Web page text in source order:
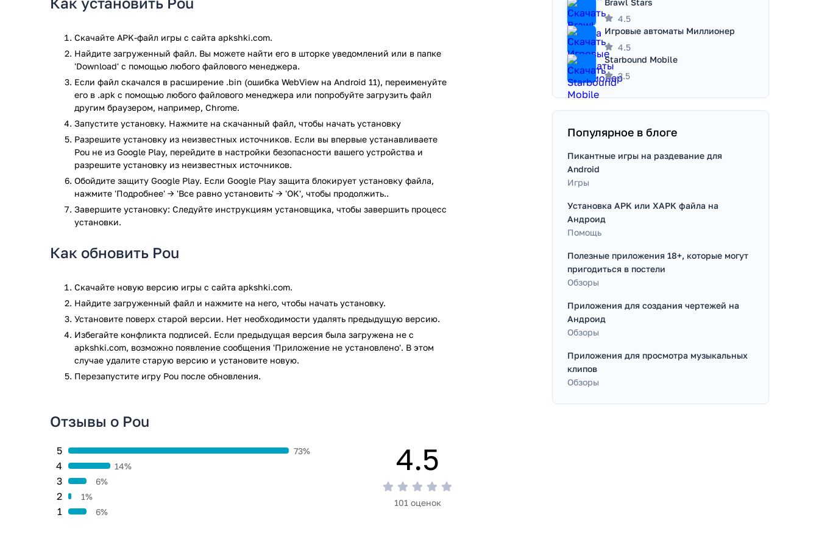
удивляйте. Как минимум все ценители тамагочи будут невероятно рады такому другу.
Игра Pou прошла проверку антивирусом VirusTotal. В результате проверки по всем
последним сигнатурам заражения файлов не выявлено.
Скачайте APK-файл игры с сайта apkshki.com.
Найдите загруженный файл. Вы можете найти его в шторке уведомлений или в папке
'Download' с помощью любого файлового менеджера.
Если файл скачался в расширение .bin (ошибка WebView на Android 11), переименуйте
его в .apk с помощью любого файлового менеджера или попробуйте загрузить файл
другим браузером, например, Chrome.
Запустите установку. Нажмите на скачанный файл, чтобы начать установку
Разрешите установку из неизвестных источников. Если вы впервые устанавливаете
Pou не из Google Play, перейдите в настройки безопасности вашего устройства и
разрешите установку из неизвестных источников.
Обойдите защиту Google Play. Если Google Play защита блокирует установку файла,
нажмите 'Подробнее' → 'Все равно установить' → 'OK', чтобы продолжить..
Завершите установку: Следуйте инструкциям установщика, чтобы завершить процесс
установки.
Как обновить Pou
Скачайте новую версию игры с сайта apkshki.com.
Найдите загруженный файл и нажмите на него, чтобы начать установку.
Установите поверх старой версии. Нет необходимости удалять предыдущую версию.
Избегайте конфликта подписей. Если предыдущая версия была загружена не с
apkshki.com, возможно появление сообщения 'Приложение не установлено'. В этом
случае удалите старую версию и установите новую.
Перезапустите игру Pou после обновления.
Отзывы о Pou
1 6%
2 1%
3 6%
4 14%
5 73% 4.5
101 оценок
Brawl Stars
4.5
Игровые автоматы Миллионер
4.5
Starbound Mobile
3.5
Популярное в блоге
Пикантные игры на раздевание для
Android
Игры
Установка APK или XAPK файла на
Андроид
Помощь
Полезные приложения 18+, которые могут
пригодиться в постели
Обзоры
Приложения для создания чертежей на
Андроид
Обзоры
Приложения для просмотра музыкальных
клипов
Обзоры